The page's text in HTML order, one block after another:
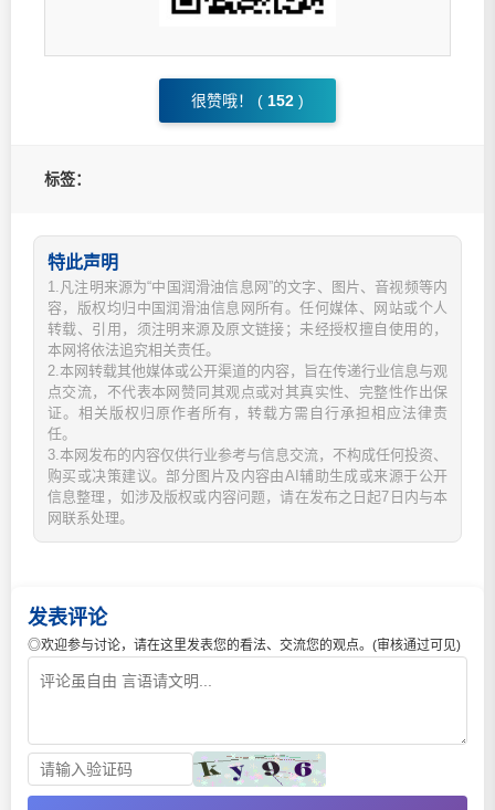
很赞哦！ ( 152 )
标签：
特此声明
1.凡注明来源为“中国润滑油信息网”的文字、图片、音视频等内
容，版权均归中国润滑油信息网所有。任何媒体、网站或个人
转载、引用，须注明来源及原文链接；未经授权擅自使用的，
本网将依法追究相关责任。
2.本网转载其他媒体或公开渠道的内容，旨在传递行业信息与观
点交流，不代表本网赞同其观点或对其真实性、完整性作出保
证。相关版权归原作者所有，转载方需自行承担相应法律责
任。
3.本网发布的内容仅供行业参考与信息交流，不构成任何投资、
购买或决策建议。部分图片及内容由AI辅助生成或来源于公开
信息整理，如涉及版权或内容问题，请在发布之日起7日内与本
网联系处理。
发表评论
◎欢迎参与讨论，请在这里发表您的看法、交流您的观点。(审核通过可见)